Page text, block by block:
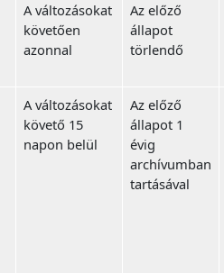
A változásokat
követően
azonnal
Az előző
állapot
törlendő
A változásokat
követő 15
napon belül
Az előző
állapot 1
évig
archívumban
tartásával